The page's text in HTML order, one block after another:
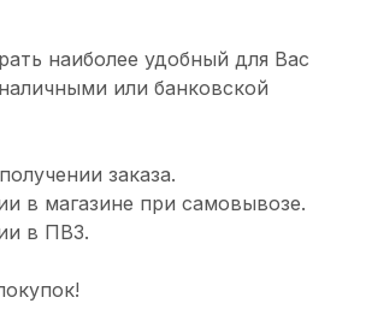
наиболее удобный для Вас
или банковской
заказа.
в магазине при самовывозе.
в ПВЗ.